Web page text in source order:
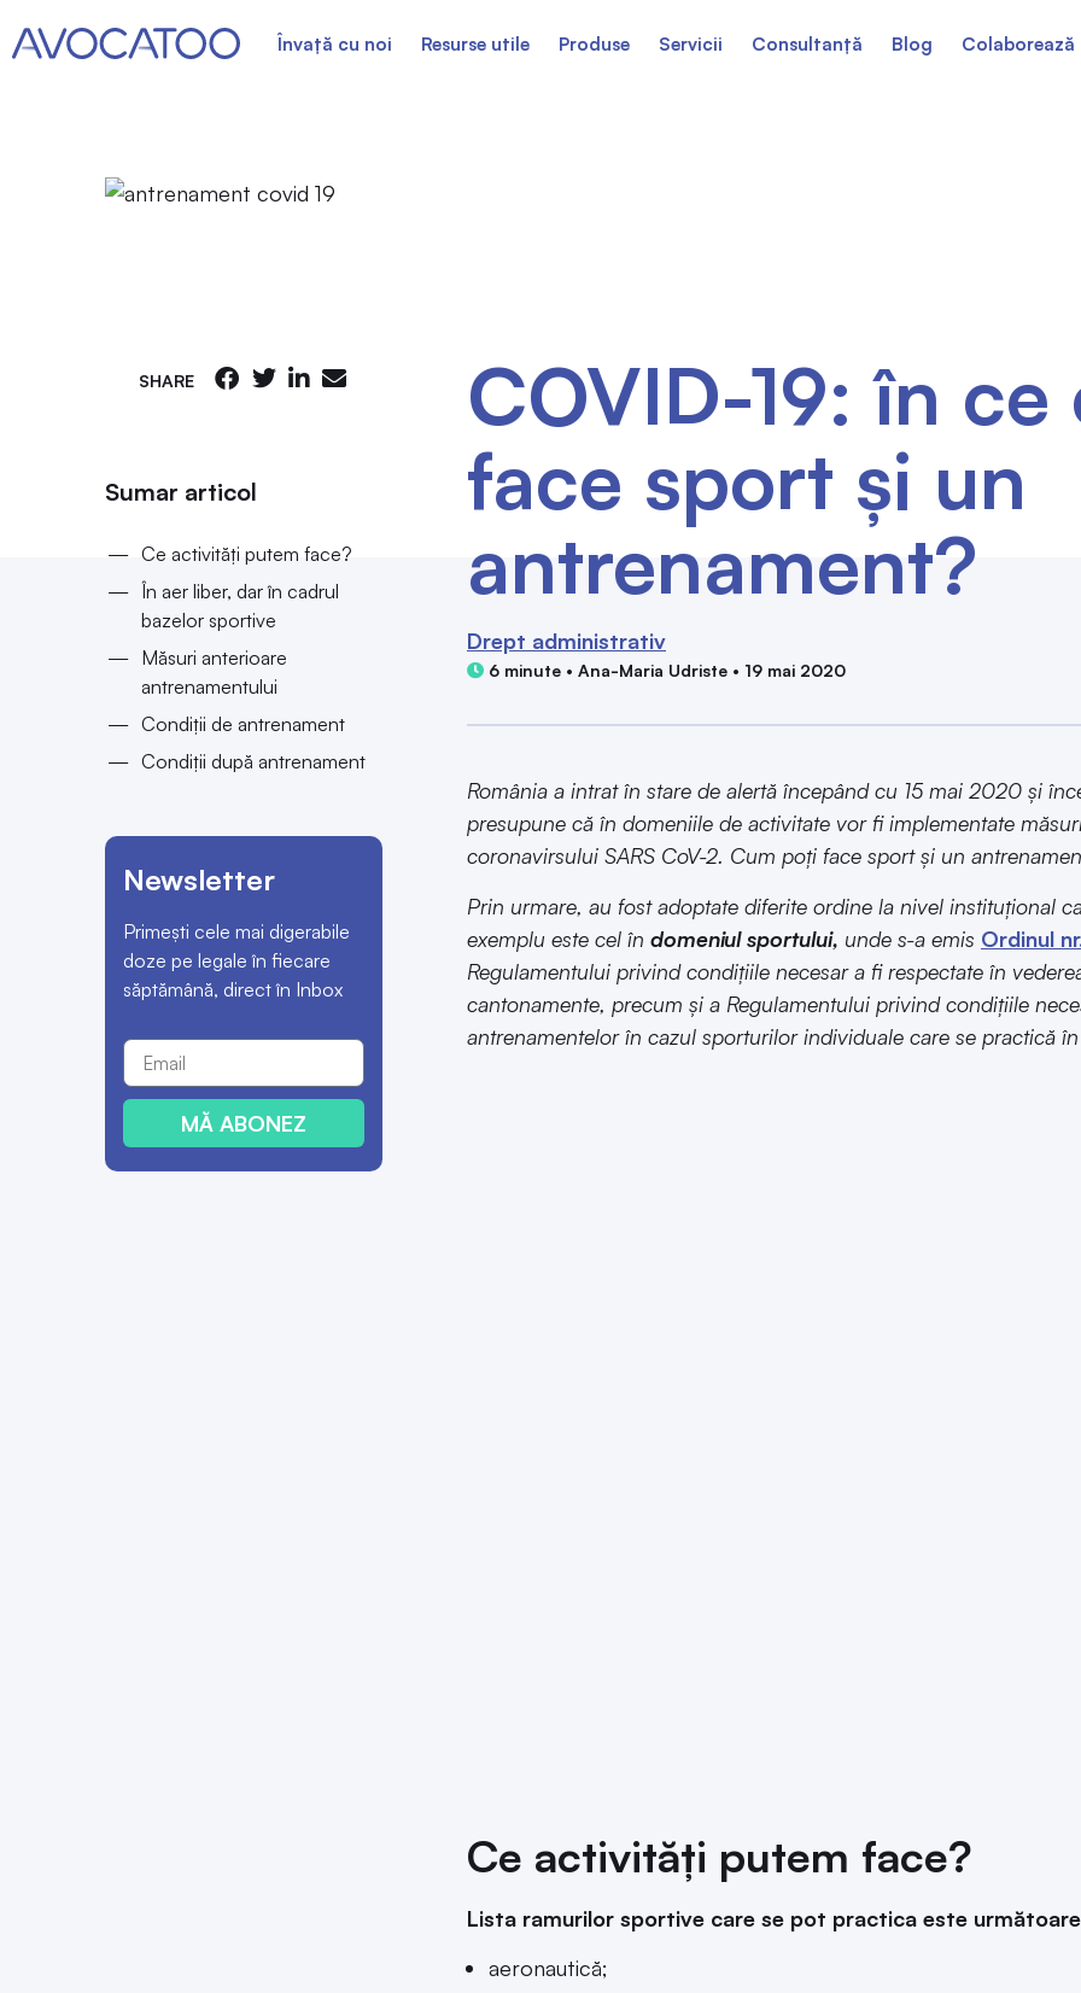
Învață cu noi Resurse utile Produse Servicii Consultanță Blog Colaborează
SHARE
Sumar articol
Ce activități putem face?
În aer liber, dar în cadrul
bazelor sportive
Măsuri anterioare
antrenamentului
Condiții de antrenament
Condiții după antrenament
Newsletter
Primești cele mai digerabile
doze pe legale în fiecare
săptămână, direct în Inbox
MĂ ABONEZ
COVID-19: în
face sport și un
antrenament?
Drept administrativ
6 minute • Ana-Maria Udriste • 19 mai 2020
România a intrat în stare de alertă începând cu 15 mai 2020 și
presupune că în domeniile de activitate vor fi implementate
coronavirsului SARS CoV-2. Cum poți face sport și un
Prin urmare, au fost adoptate diferite ordine la nivel instituțional
exemplu este cel în domeniul sportului, unde s-a emis Ordinul
Regulamentului privind condițiile necesar a fi respectate în
cantonamente, precum și a Regulamentului privind condițiile
antrenamentelor în cazul sporturilor individuale care se practică
Ce activități putem face?
Lista ramurilor sportive care se pot practica este
aeronautică;